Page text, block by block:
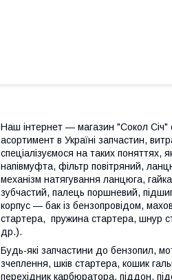
Наш інтернет — магазин "Сокол
асортимент в Україні запчастин,
спеціалізуємося на таких
напівмуфта, фільтр повітряний,
механізм натягування ланцюга,
зубчастий, палець поршневий,
корпус — бак із бензопровідом,
стартера, пружина стартера, шнур
др.).
Будь-які запчастини до бензопил,
зчеплення, шків стартера, кошик
перехідник карбюратора, піддон,